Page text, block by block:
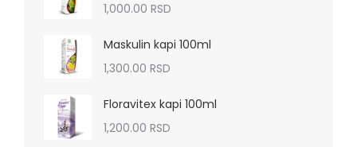
1,000.00 RSD
Maskulin kapi 100ml
1,300.00 RSD
Floravitex kapi 100ml
1,200.00 RSD